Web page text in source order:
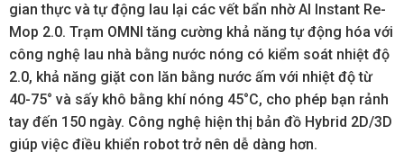
gian thực và tự động lau lại các vết bẩn nhờ AI Instant Re-
Mop 2.0. Trạm OMNI tăng cường khả năng tự động hóa với
công nghệ lau nhà bằng nước nóng có kiểm soát nhiệt độ
2.0, khả năng giặt con lăn bằng nước ấm với nhiệt độ từ
40-75° và sấy khô bằng khí nóng 45°C, cho phép bạn rảnh
tay đến 150 ngày. Công nghệ hiện thị bản đồ Hybrid 2D/3D
giúp việc điều khiển robot trở nên dễ dàng hơn.